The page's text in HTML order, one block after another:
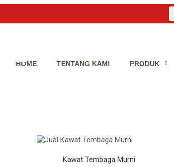
HOME TENTANG KAMI PRODUK
Kawat Tembaga Murni